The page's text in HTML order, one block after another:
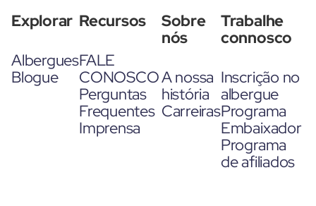
Explorar
Albergues
Blogue
Recursos
FALE
CONOSCO
Perguntas
Frequentes
Imprensa
Sobre
nós
A nossa
história
Carreiras
Trabalhe
connosco
Inscrição no
albergue
Programa
Embaixador
Programa
de afiliados